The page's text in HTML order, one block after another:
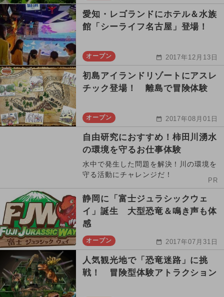
愛知・レゴランドにホテル＆水族
館「シーライフ名古屋」登場！
オープン 2017年12月13日
初島アイランドリゾートにアスレ
チック登場！ 離島で冒険体験
オープン 2017年08月01日
自由研究におすすめ！柿田川湧水
の環境を守るお仕事体験
水中で発生した問題を解決！川の環境を
守る活動にチャレンジだ！
PR
静岡に「富士ジュラシックウェ
イ」誕生 大型恐竜＆鳴き声も体
感
オープン 2017年07月31日
人気観光地で「恐竜迷路」に挑
戦！ 冒険型体験アトラクション